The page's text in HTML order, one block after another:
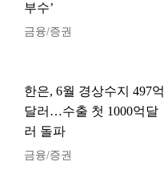
부수’
금융/증권
한은, 6월 경상수지 497억
달러…수출 첫 1000억달
러 돌파
금융/증권